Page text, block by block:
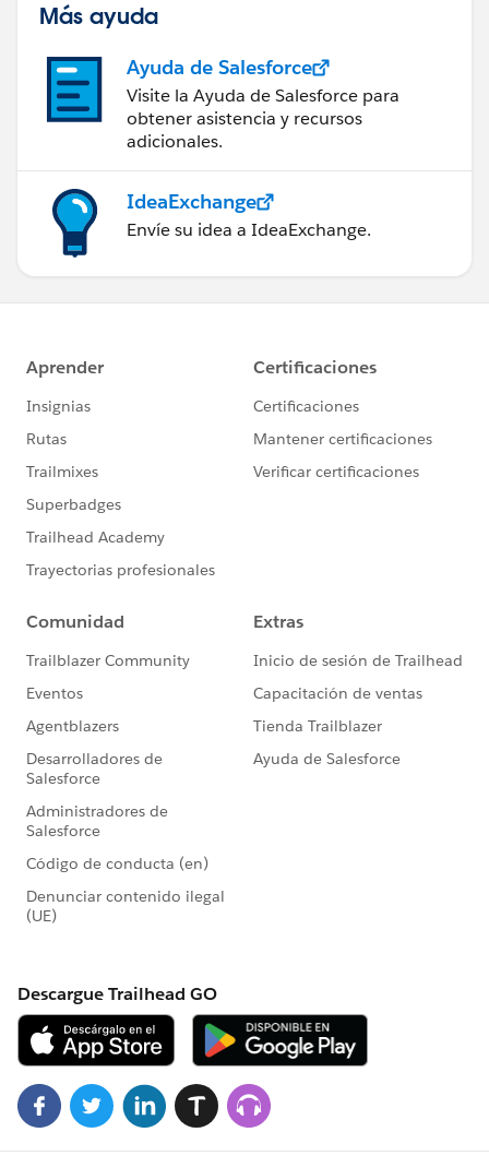
Más ayuda
Ayuda de Salesforce
Visite la Ayuda de Salesforce para
obtener asistencia y recursos
adicionales.
IdeaExchange
Envíe su idea a IdeaExchange.